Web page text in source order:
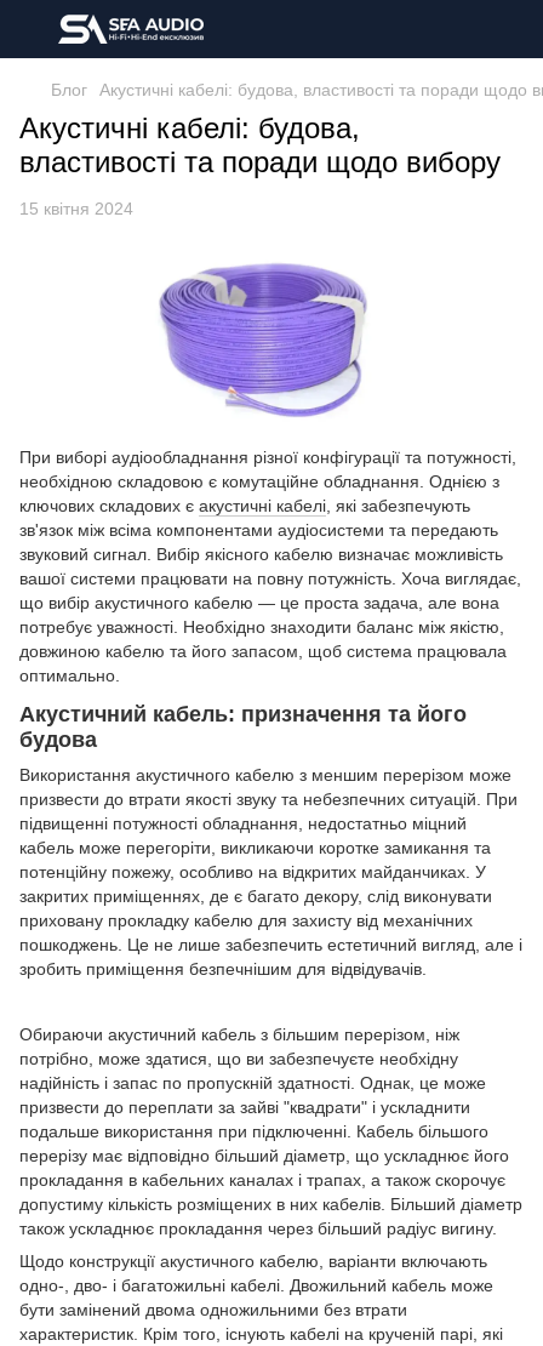
Блог Акустичні кабелі: будова, властивості та поради щодо
Акустичні кабелі: будова,
властивості та поради щодо вибору
15 квітня 2024
При виборі аудіообладнання різної конфігурації та потужності,
необхідною складовою є комутаційне обладнання. Однією з
ключових складових є акустичні кабелі, які забезпечують
зв'язок між всіма компонентами аудіосистеми та передають
звуковий сигнал. Вибір якісного кабелю визначає можливість
вашої системи працювати на повну потужність. Хоча виглядає,
що вибір акустичного кабелю — це проста задача, але вона
потребує уважності. Необхідно знаходити баланс між якістю,
довжиною кабелю та його запасом, щоб система працювала
оптимально.
Акустичний кабель: призначення та його
будова
Використання акустичного кабелю з меншим перерізом може
призвести до втрати якості звуку та небезпечних ситуацій. При
підвищенні потужності обладнання, недостатньо міцний
кабель може перегоріти, викликаючи коротке замикання та
потенційну пожежу, особливо на відкритих майданчиках. У
закритих приміщеннях, де є багато декору, слід виконувати
приховану прокладку кабелю для захисту від механічних
пошкоджень. Це не лише забезпечить естетичний вигляд, але і
зробить приміщення безпечнішим для відвідувачів.
Обираючи акустичний кабель з більшим перерізом, ніж
потрібно, може здатися, що ви забезпечуєте необхідну
надійність і запас по пропускній здатності. Однак, це може
призвести до переплати за зайві "квадрати" і ускладнити
подальше використання при підключенні. Кабель більшого
перерізу має відповідно більший діаметр, що ускладнює його
прокладання в кабельних каналах і трапах, а також скорочує
допустиму кількість розміщених в них кабелів. Більший діаметр
також ускладнює прокладання через більший радіус вигину.
Щодо конструкції акустичного кабелю, варіанти включають
одно-, дво- і багатожильні кабелі. Двожильний кабель може
бути замінений двома одножильними без втрати
характеристик. Крім того, існують кабелі на крученій парі, які